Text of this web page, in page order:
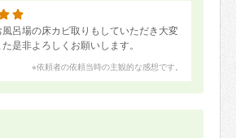
呂場の床カビ取りもしていただき大変
是非よろしくお願いします。
※依頼者の依頼当時の主観的な感想です。